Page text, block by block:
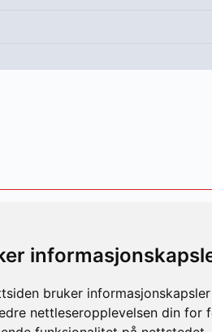
bruker
nettleseropplevelsen din for
+47 71 22 44 70
post@invisi.no